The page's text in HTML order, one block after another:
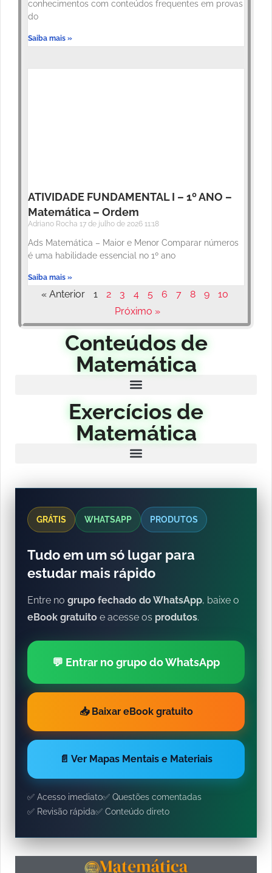
conhecimentos com conteúdos frequentes em provas
do
Saiba mais »
ATIVIDADE FUNDAMENTAL I – 1º ANO –
Matemática – Ordem
Adriano Rocha 17 de julho de 2026 11:18
Ads Matemática – Maior e Menor Comparar números
é uma habilidade essencial no 1º ano
Saiba mais »
« Anterior 1 2 3 4 5 6 7 8 9
10
Próximo »
Conteúdos de
Matemática
Exercícios de
Matemática
GRÁTIS WHATSAPP PRODUTOS
Tudo em um só lugar para
estudar mais rápido
Entre no grupo fechado do WhatsApp, baixe o
eBook gratuito e acesse os produtos.
💬 Entrar no grupo do WhatsApp
📥 Baixar eBook gratuito
📄 Ver Mapas Mentais e Materiais
✅ Acesso imediato✅ Questões comentadas
✅ Revisão rápida✅ Conteúdo direto